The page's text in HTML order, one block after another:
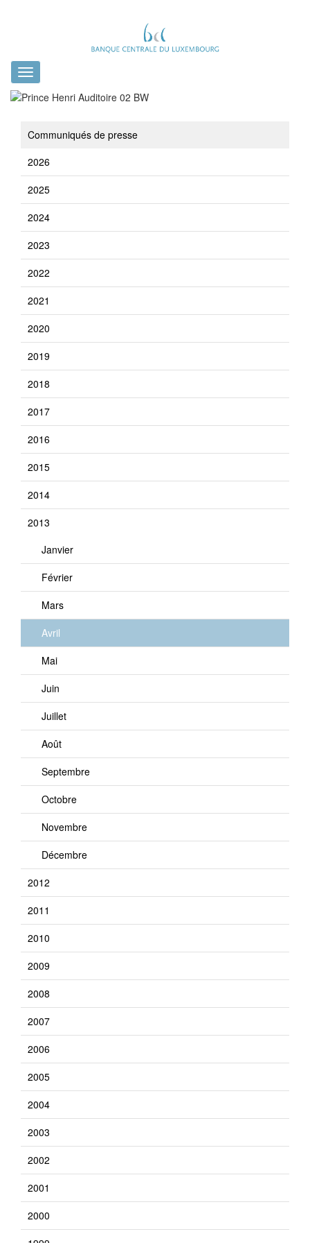
Toggle
navigation
Communiqués de presse
2026
2025
2024
2023
2022
2021
2020
2019
2018
2017
2016
2015
2014
2013
Janvier
Février
Mars
Avril
Mai
Juin
Juillet
Août
Septembre
Octobre
Novembre
Décembre
2012
2011
2010
2009
2008
2007
2006
2005
2004
2003
2002
2001
2000